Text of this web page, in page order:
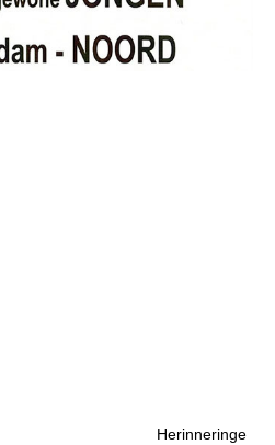
Herinneringe